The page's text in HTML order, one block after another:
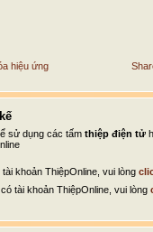
hiệu ứng
sử dụng các tấm thiệp điện tử
khoản ThiệpOnline, vui lòng
tài khoản ThiệpOnline, vui lòng